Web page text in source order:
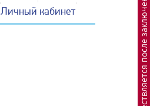
Личный кабинет